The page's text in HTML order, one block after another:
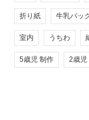
折り紙 牛乳パッ
室内 うちわ
5歳児 制作 2歳児